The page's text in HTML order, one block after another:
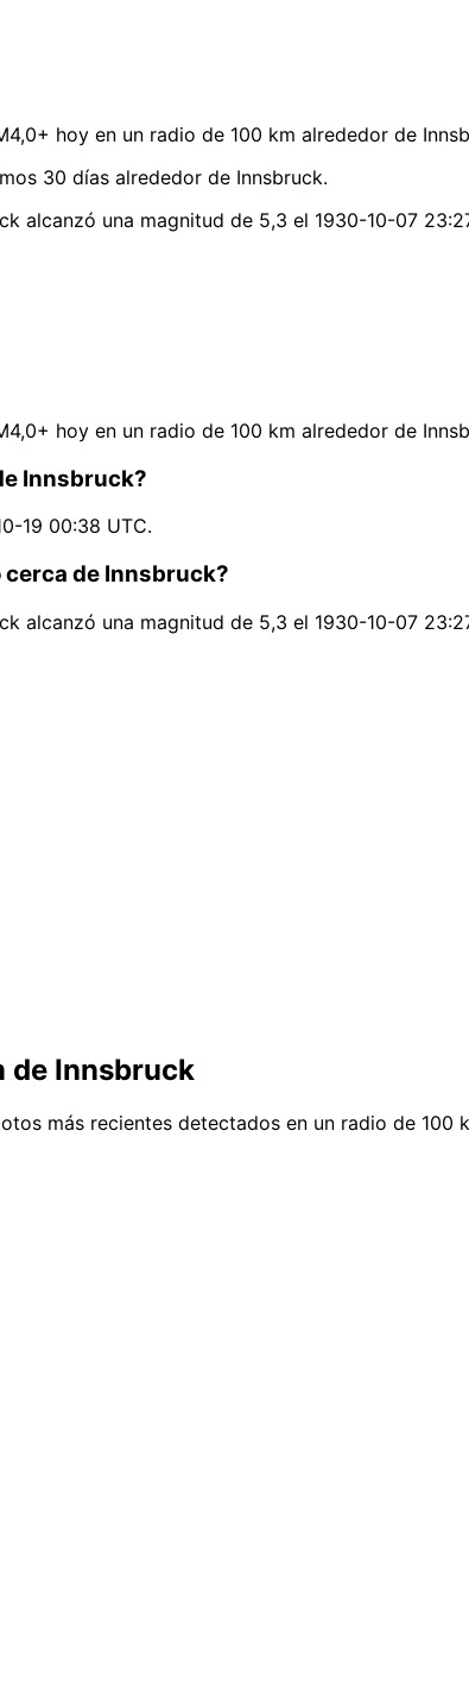
hoy en un radio de 100 km alrededor de
30 días alrededor de Innsbruck.
alcanzó una magnitud de 5,3 el 1930-10-07
hoy en un radio de 100 km alrededor de
Innsbruck?
19 00:38 UTC.
de Innsbruck?
alcanzó una magnitud de 5,3 el 1930-10-07
de Innsbruck
más recientes detectados en un radio de 100